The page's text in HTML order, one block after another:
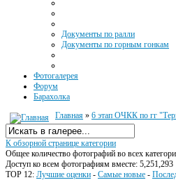
Документы по ралли
Документы по горным гонкам
Фотогалерея
Форум
Барахолка
Главная » 6 этап ОЧКК по гг
К обзорной странице категории
Общее количество фотографий во всех
Доступ ко всем фотографиям вместе: 5,251,293
TOP 12: Лучшие оценки - Самые новые -